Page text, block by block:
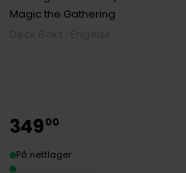
Standard Size (100+)
Magic the Gathering
34900
På nettlager